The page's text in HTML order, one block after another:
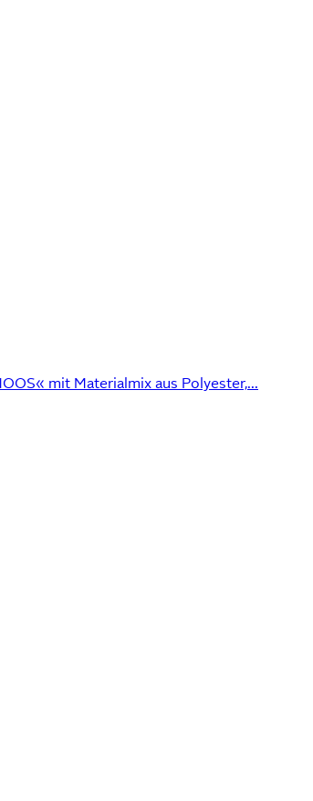
mit Materialmix aus Polyester,...